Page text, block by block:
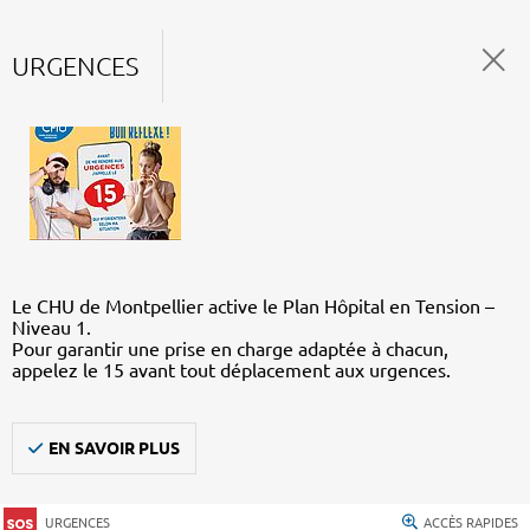
URGENCES
Le CHU de Montpellier active le Plan Hôpital en Tension –
Niveau 1.
Pour garantir une prise en charge adaptée à chacun,
appelez le 15 avant tout déplacement aux urgences.
EN SAVOIR PLUS
URGENCES ACCÈS RAPIDES